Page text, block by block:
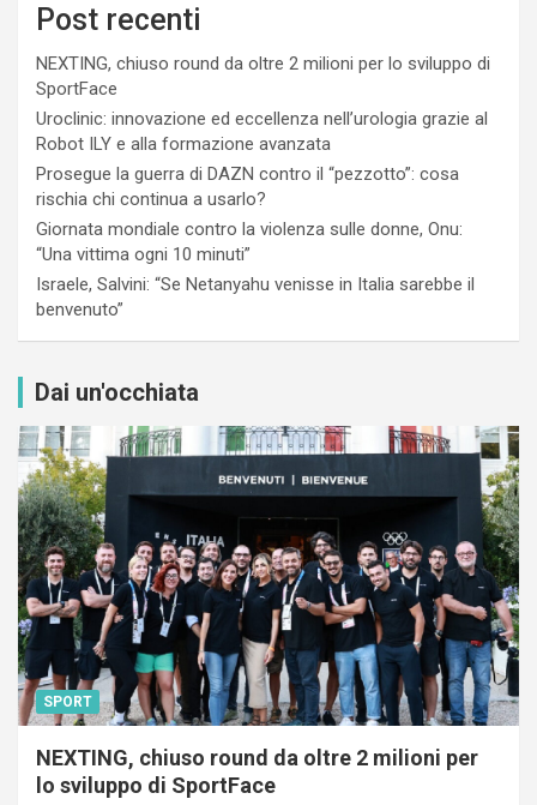
Post recenti
NEXTING, chiuso round da oltre 2 milioni per lo sviluppo di
SportFace
Uroclinic: innovazione ed eccellenza nell’urologia grazie al
Robot ILY e alla formazione avanzata
Prosegue la guerra di DAZN contro il “pezzotto”: cosa
rischia chi continua a usarlo?
Giornata mondiale contro la violenza sulle donne, Onu:
“Una vittima ogni 10 minuti”
Israele, Salvini: “Se Netanyahu venisse in Italia sarebbe il
benvenuto”
Dai un'occhiata
SPORT
NEXTING, chiuso round da oltre 2 milioni per
lo sviluppo di SportFace